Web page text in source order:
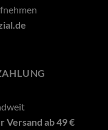
Versand ab 49 €